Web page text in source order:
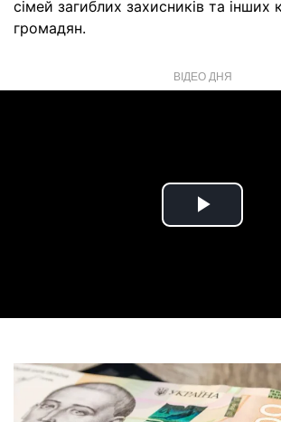
сімей загиблих захисників та інших
громадян.
ВІДЕО ДНЯ
Play